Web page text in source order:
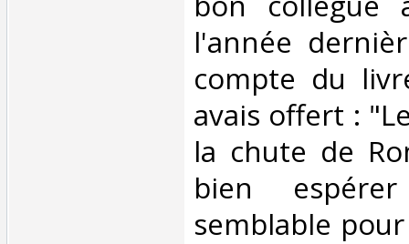
l'année
compte du
avais offert :
la chute de
bien
semblable